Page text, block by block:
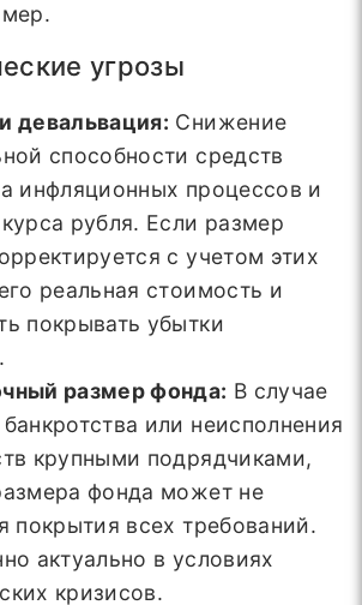
угрозы
девальвация: Снижение
способности средств
инфляционных процессов и
рубля. Если размер
с учетом этих
реальная стоимость и
покрывать убытки
размер фонда: В случае
или неисполнения
крупными подрядчиками,
фонда может не
покрытия всех требований.
актуально в условиях
кризисов.